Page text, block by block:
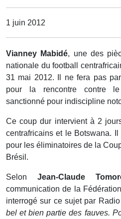
1 juin 2012
Vianney Mabidé, une des
nationale du football
31 mai 2012. Il ne fera pas
pour la rencontre contre
sanctionné pour indiscipline
Ce coup dur intervient à 2
centrafricains et le Botswana. Il
pour les éliminatoires de la
Brésil.
Selon Jean-Claude
communication de la
interrogé sur ce sujet par
bel et bien partie des fauves.